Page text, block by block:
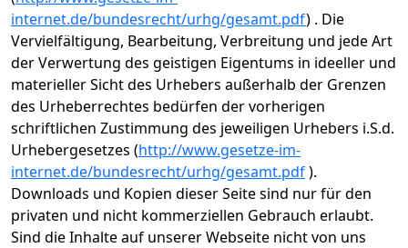
internet.de/bundesrecht/urhg/gesamt.pdf) . Die
Vervielfältigung, Bearbeitung, Verbreitung und jede Art
der Verwertung des geistigen Eigentums in ideeller und
materieller Sicht des Urhebers außerhalb der Grenzen
des Urheberrechtes bedürfen der vorherigen
schriftlichen Zustimmung des jeweiligen Urhebers i.S.d.
Urhebergesetzes (http://www.gesetze-im-
internet.de/bundesrecht/urhg/gesamt.pdf).
Downloads und Kopien dieser Seite sind nur für den
privaten und nicht kommerziellen Gebrauch erlaubt.
Sind die Inhalte auf unserer Webseite nicht von uns